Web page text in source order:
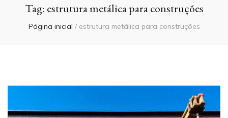
Tag: estrutura metálica para construções
Página inicial / estrutura metálica para construções